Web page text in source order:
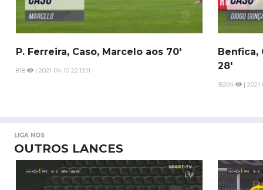
P. Ferreira, Caso, Marcelo aos 70'
818 | 2021-04-10 22:13:11
Benfica,
28'
15204 |
LIGA NOS
OUTROS LANCES